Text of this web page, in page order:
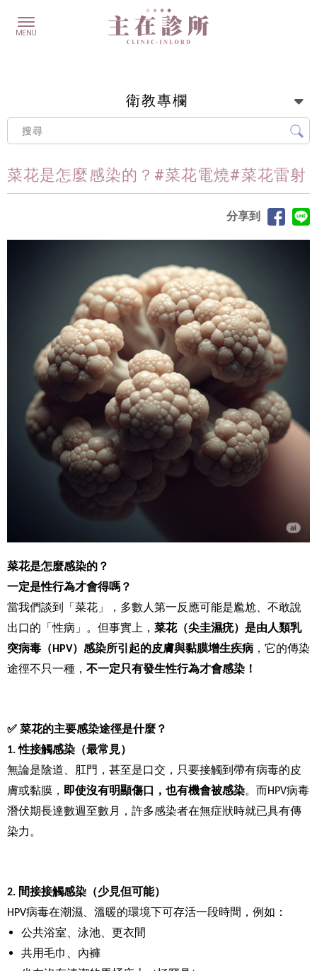
衛教專欄
菜花是怎麼感染的？#菜花電燒#菜花雷射
分享到
菜花是怎麼感染的？
一定是性行為才會得嗎？
當我們談到「菜花」，多數人第一反應可能是尷尬、不敢說
出口的「性病」。但事實上， 菜花（尖圭濕疣）是由人類乳
突病毒（HPV）感染所引起的皮膚與黏膜增生疾病 ，它的傳染
途徑不只一種， 不一定只有發生性行為才會感染！
✅ 菜花的主要感染途徑是什麼？
1.性接觸感染（最常見）
無論是陰道、肛門，甚至是口交，只要接觸到帶有病毒的皮
膚或黏膜， 即使沒有明顯傷口，也有機會被感染。而HPV病毒
潛伏期長達數週至數月，許多感染者在無症狀時就已具有傳
染力。
2. 間接接觸感染（少見但可能）
HPV病毒在潮濕、溫暖的環境下可存活一段時間，例如：
公共浴室、泳池、更衣間
共用毛巾、內褲